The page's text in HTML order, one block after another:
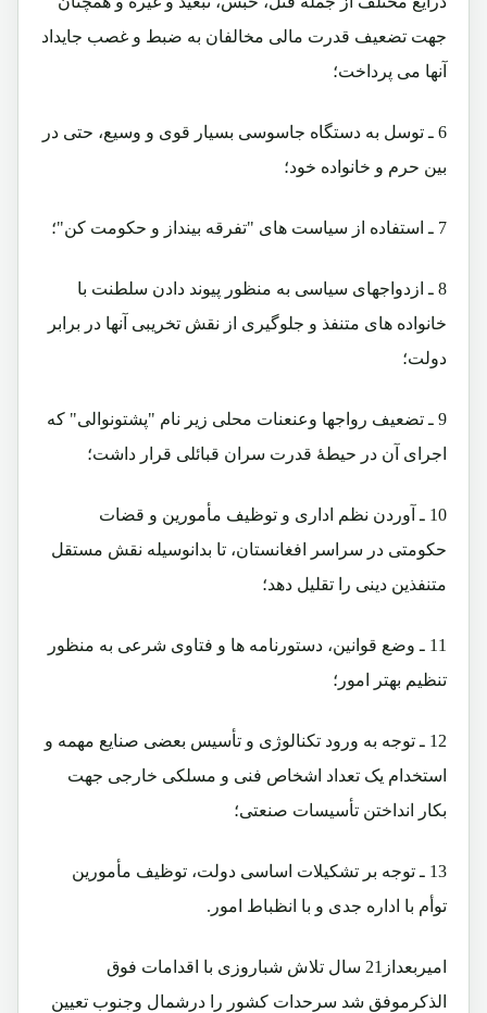
جهت تضعیف قدرت مالی مخالفان به ضبط و غصب جایداد
آنها می پرداخت؛
6 ـ توسل به دستگاه جاسوسی بسیار قوی و وسیع، حتی در
بین حرم و خانواده خود؛
7 ـ استفاده از سیاست های "تفرقه بینداز و حکومت کن"؛
8 ـ ازدواجهای سیاسی به منظور پیوند دادن سلطنت با
خانواده های متنفذ و جلوگیری از نقش تخریبی آنها در برابر
دولت؛
9 ـ تضعیف رواجها وعنعنات محلی زیر نام "پشتونوالی" که
اجرای آن در حیطۀ قدرت سران قبائلی قرار داشت؛
10 ـ آوردن نظم اداری و توظیف مأمورین و قضات
حکومتی در سراسر افغانستان، تا بدانوسیله نقش مستقل
متنفذین دینی را تقلیل دهد؛
11 ـ وضع قوانین، دستورنامه ها و فتاوی شرعی به منظور
تنظیم بهتر امور؛
12 ـ توجه به ورود تکنالوژی و تأسیس بعضی صنایع مهمه و
استخدام یک تعداد اشخاص فنی و مسلکی خارجی جهت
بکار انداختن تأسیسات صنعتی؛
13 ـ توجه بر تشکیلات اساسی دولت، توظیف مأمورین
توأم با اداره جدی و با انظباط امور.
امیربعداز21 سال تلاش شباروزی با اقدامات فوق
الذکرموفق شد سرحدات کشور را درشمال وجنوب تعیین